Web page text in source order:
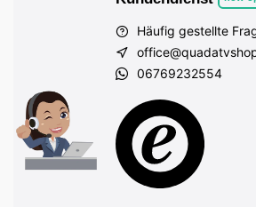
Häufig gestellte
06769232554